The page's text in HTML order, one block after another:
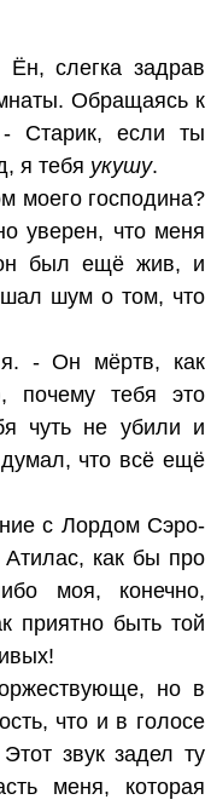
слегка задрав
Обращаясь к
- Старик, если ты
я тебя укушу.
моего господина?
уверен, что меня
был ещё жив, и
шум о том, что
- Он мёртв, как
почему тебя это
чуть не убили и
что всё ещё
с Лордом Сэро-
Атилас, как бы про
моя, конечно,
приятно быть той
но в
что и в голосе
звук задел ту
меня, которая